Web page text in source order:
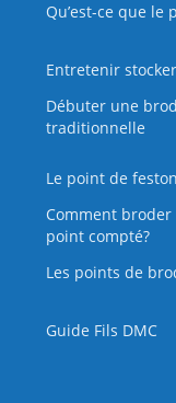
Qu’est-ce que le
Entretenir
Débuter une
traditionnelle
Le point de
Comment
point compté?
Les points de
Guide Fils DMC